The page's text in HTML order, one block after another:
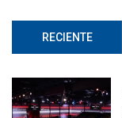
RECIENTE